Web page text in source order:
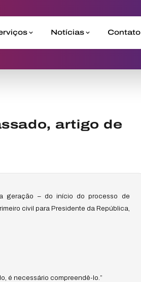
Notícias Contato
artigo de
geração – do início do processo de
civil para Presidente da República,
é necessário compreendê-lo.”